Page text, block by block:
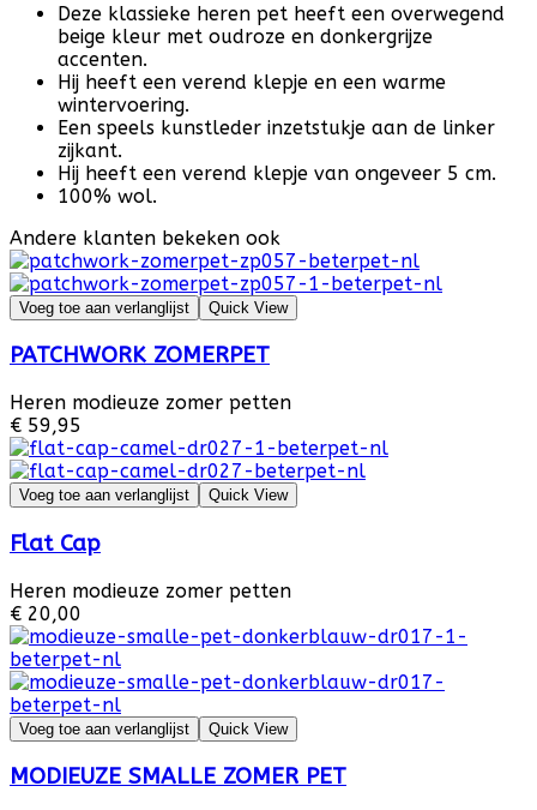
Deze klassieke heren pet heeft een overwegend
beige kleur met oudroze en donkergrijze
accenten.
Hij heeft een verend klepje en een warme
wintervoering.
Een speels kunstleder inzetstukje aan de linker
zijkant.
Hij heeft een verend klepje van ongeveer 5 cm.
100% wol.
Andere klanten bekeken ook
Voeg toe aan verlanglijst Quick View
PATCHWORK ZOMERPET
Heren modieuze zomer petten
€ 59,95
Voeg toe aan verlanglijst Quick View
Flat Cap
Heren modieuze zomer petten
€ 20,00
Voeg toe aan verlanglijst Quick View
MODIEUZE SMALLE ZOMER PET